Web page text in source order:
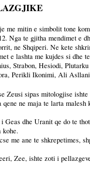
mitin e simbolit tone
Nga te gjitha mendimet e
ne Shqiperi. Ne kete
e lashta me kujdes si dhe
Strabon, Hesiodi,
Perikli Ikonimi, Ali
Zeusi sipas mitologjise
ne maja te larta
dhe Uranit qe do te
kohe.
me ane te
Zee, ishte zoti i